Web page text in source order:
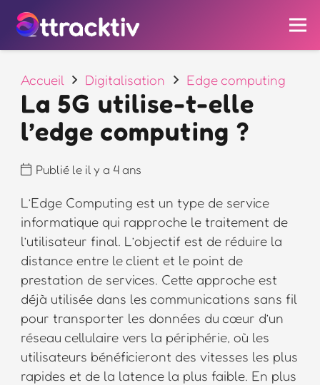
Accueil Digitalisation Edge computing
La 5G utilise-t-elle
l’edge computing ?
Publié le il y a 4 ans
L’Edge Computing est un type de service
informatique qui rapproche le traitement de
l’utilisateur final. L’objectif est de réduire la
distance entre le client et le point de
prestation de services. Cette approche est
déjà utilisée dans les communications sans fil
pour transporter les données du cœur d’un
réseau cellulaire vers la périphérie, où les
utilisateurs bénéficieront des vitesses les plus
rapides et de la latence la plus faible. En plus